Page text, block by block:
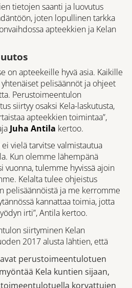
tietojen saanti ja luovutus
joten lopullinen tarkka
apteekkien ja Kelan
on apteekeille hyvä asia. Kaikille
pelisäännöt ja ohjeet
Perustoimeentulon
siirtyy osaksi Kela-laskutusta,
apteekkien toimintaa”,
Juha Antila kertoo.
vielä tarvitse valmistautua
Kun olemme lähempänä
vuonna, tulemme hyvissä ajoin
Kelalta tulee ohjeistus
pelisäännöistä ja me kerromme
kannattaa toimia, jotta
irti”, Antila kertoo.
siirtyminen Kelan
2017 alusta lähtien, että
perustoimeentulotuen
Kela kuntien sijaan,
korvattujen